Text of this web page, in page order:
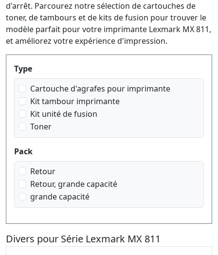
d'arrêt. Parcourez notre sélection de cartouches de
toner, de tambours et de kits de fusion pour trouver le
modèle parfait pour votre imprimante Lexmark MX 811,
et améliorez votre expérience d'impression.
Produktfilter
Type
Cartouche d'agrafes pour imprimante
Kit tambour imprimante
Kit unité de fusion
Toner
Pack
Retour
Retour, grande capacité
grande capacité
Divers pour Série Lexmark MX 811